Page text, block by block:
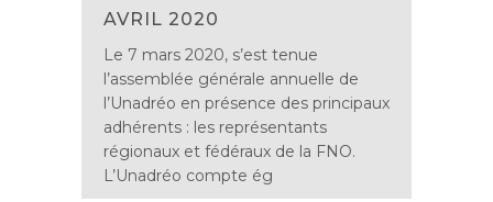
AVRIL 2020
Le 7 mars 2020, s’est tenue
l’assemblée générale annuelle de
l’Unadréo en présence des principaux
adhérents : les représentants
régionaux et fédéraux de la FNO.
L’Unadréo compte ég